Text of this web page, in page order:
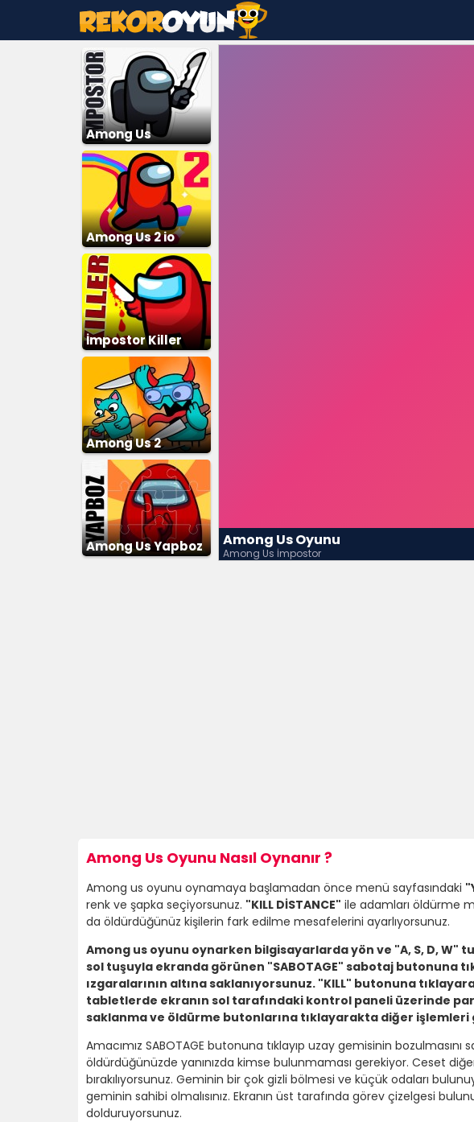
Among Us
İmpostor
Among Us 2 io
İmpostor Killer
Among Us 2
Among Us Yapboz Among Us Oyunu
Among Us İmpostor
Among Us Oyunu Nasıl Oynanır ?
Among us oyunu oynamaya başlamadan önce menü sayfasındaki
renk ve şapka seçiyorsunuz. "KILL DİSTANCE" ile adamları öldürme
da öldürdüğünüz kişilerin fark edilme mesafelerini ayarlıyorsunuz.
Among us oyunu oynarken bilgisayarlarda yön ve "A, S, D,
sol tuşuyla ekranda görünen "SABOTAGE" sabotaj butonuna
ızgaralarının altına saklanıyorsunuz. "KILL" butonuna
tabletlerde ekranın sol tarafındaki kontrol paneli üzerinde
saklanma ve öldürme butonlarına tıklayarakta diğer
Amacımız SABOTAGE butonuna tıklayıp uzay gemisinin
öldürdüğünüzde yanınızda kimse bulunmaması gerekiyor. Ceset
bırakılıyorsunuz. Geminin bir çok gizli bölmesi ve küçük odaları
geminin sahibi olmalısınız. Ekranın üst tarafında görev çizelgesi
dolduruyorsunuz.